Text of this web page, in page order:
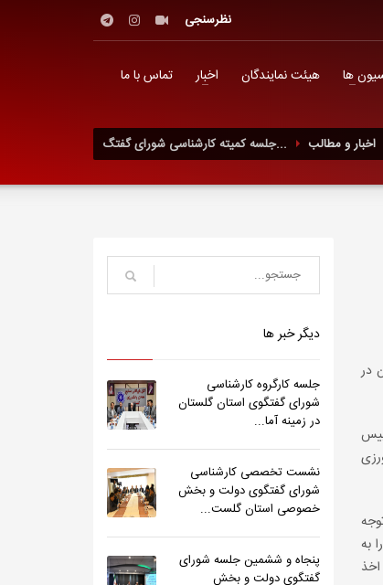
نظرسنجی
ها هیئت نمایندگان اخبار تماس با ما
جلسه کمیته کارشناسی شورای گفتگ... اخبار و مطالب
دیگر خبر ها
جلسه کارگروه کارشناسی
شورای گفتگوی استان گلستان
در زمینه آما...
نشست تخصصی کارشناسی
شورای گفتگوی دولت و بخش
خصوصی استان گلست...
پنجاه و ششمین جلسه شورای
گفتگوی دولت و بخش
در
به
سمت خود جلب کنند، چرا که کشور قزاقستان سیستم بانکی فعال دارد. با پیگیری های به عمل آمده مجوز حضور در نمایشگاه آلماتی در اواخر سال 1400 اخذ